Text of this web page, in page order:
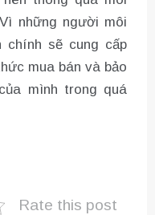
những người môi
chính sẽ cung cấp
mua bán và bảo
mình trong quá
Rate this post